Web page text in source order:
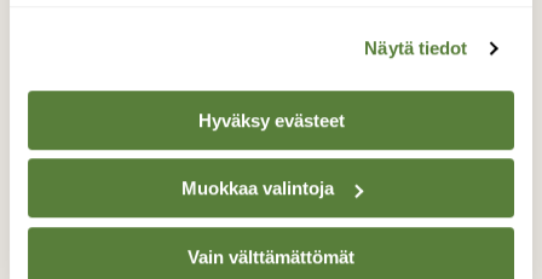
Näytä tiedot
Hyväksy evästeet
Muokkaa valintoja
Vain välttämättömät
Valokuvaaja: Reijo Juurinen, Nuuksion
kansallispuisto Kesäkuu
TAKAISIN LISTAAN